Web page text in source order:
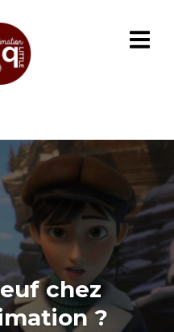
chez
?